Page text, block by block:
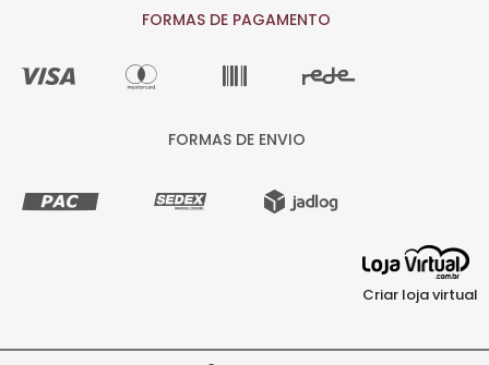
FORMAS DE PAGAMENTO
FORMAS DE ENVIO
Criar loja virtual